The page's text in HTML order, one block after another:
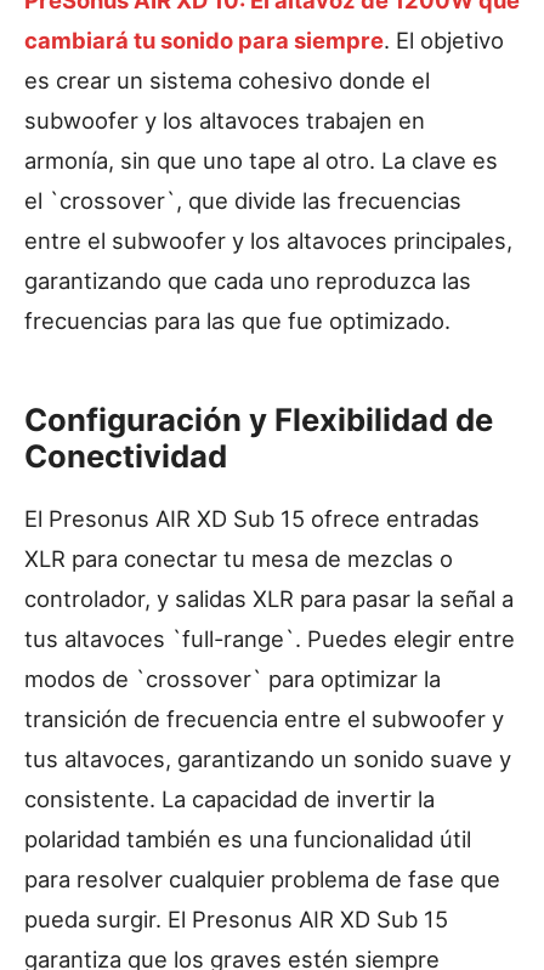
cambiará tu sonido para siempre. El objetivo
es crear un sistema cohesivo donde el
subwoofer y los altavoces trabajen en
armonía, sin que uno tape al otro. La clave es
el `crossover`, que divide las frecuencias
entre el subwoofer y los altavoces principales,
garantizando que cada uno reproduzca las
frecuencias para las que fue optimizado.
Configuración y Flexibilidad de
Conectividad
El Presonus AIR XD Sub 15 ofrece entradas
XLR para conectar tu mesa de mezclas o
controlador, y salidas XLR para pasar la señal a
tus altavoces `full-range`. Puedes elegir entre
modos de `crossover` para optimizar la
transición de frecuencia entre el subwoofer y
tus altavoces, garantizando un sonido suave y
consistente. La capacidad de invertir la
polaridad también es una funcionalidad útil
para resolver cualquier problema de fase que
pueda surgir. El Presonus AIR XD Sub 15
garantiza que los graves estén siempre